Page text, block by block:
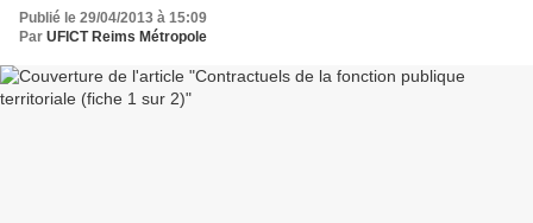
Publié le 29/04/2013 à 15:09
Par UFICT Reims Métropole